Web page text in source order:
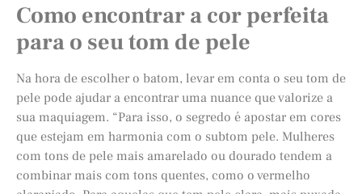
Como encontrar a cor perfeita
para o seu tom de pele
Na hora de escolher o batom, levar em conta o seu tom de
pele pode ajudar a encontrar uma nuance que valorize a
sua maquiagem. “Para isso, o segredo é apostar em cores
que estejam em harmonia com o subtom pele. Mulheres
com tons de pele mais amarelado ou dourado tendem a
combinar mais com tons quentes, como o vermelho